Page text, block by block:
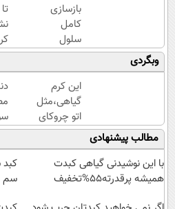
بازسازی
کامل
سلول
های
مرده
پوست،
با کرم
جوانساز
جلبک(50%
تخفیف)
وبگردی
این کرم
گیاهی،مثل
اتو چروکای
پوستتوصاف
میکنه!50%تخفیف
مطالب پیشنهادی
با این نوشیدنی گیاهی کبدت
همیشه پرقدرته55%تخفیف
کبد
سم